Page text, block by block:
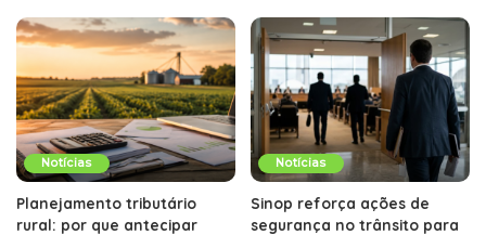
Notícias
Planejamento tributário
rural: por que antecipar
Notícias
Sinop reforça ações de
segurança no trânsito para